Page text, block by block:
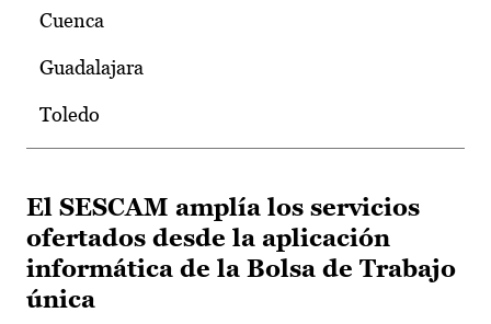
Cuenca
Guadalajara
Toledo
El SESCAM amplía los servicios
ofertados desde la aplicación
informática de la Bolsa de Trabajo
única